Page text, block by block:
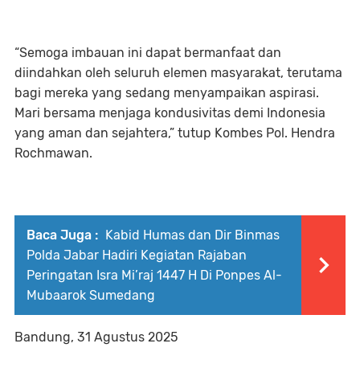
“Semoga imbauan ini dapat bermanfaat dan
diindahkan oleh seluruh elemen masyarakat, terutama
bagi mereka yang sedang menyampaikan aspirasi.
Mari bersama menjaga kondusivitas demi Indonesia
yang aman dan sejahtera,” tutup Kombes Pol. Hendra
Rochmawan.
Baca Juga : Kabid Humas dan Dir Binmas
Polda Jabar Hadiri Kegiatan Rajaban
Peringatan Isra Mi’raj 1447 H Di Ponpes Al-
Mubaarok Sumedang
Bandung, 31 Agustus 2025